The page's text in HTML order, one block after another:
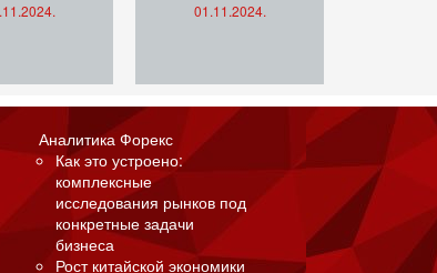
01.11.2024.
Аналитика Форекс
Как это устроено:
комплексные
исследования рынков под
конкретные задачи
бизнеса
Рост китайской экономики